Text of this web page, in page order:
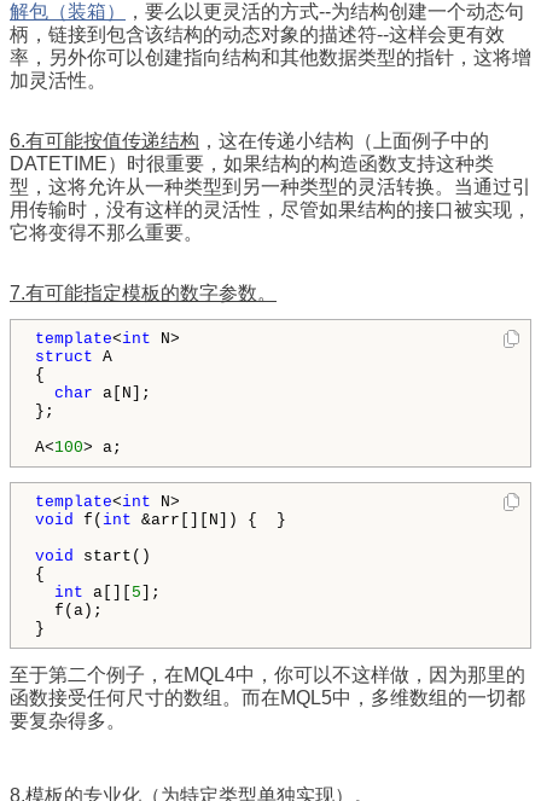
解包（装箱）
，要么以更灵活的方式--为结构创建一个动态句
柄，链接到包含该结构的动态对象的描述符--这样会更有效
率，另外你可以创建指向结构和其他数据类型的指针，这将增
加灵活性。
6.有可能按值传递结构 ，这在传递小结构（上面例子中的
DATETIME）时很重要，如果结构的构造函数支持这种类
型，这将允许从一种类型到另一种类型的灵活转换。当通过引
用传输时，没有这样的灵活性，尽管如果结构的接口被实现，
它将变得不那么重要。
7.有可能指定模板的数字参数。
template<int
struct A
{
char a[N];
};
A<100
template<int
void f( int &arr[][N]) {  }
void start()
{
int a[][ 5 ];
f(a);
}
至于第二个例子，在MQL4中，你可以不这样做，因为那里的
函数接受任何尺寸的数组。而在MQL5中，多维数组的一切都
要复杂得多。
8.模板的专业化（为特定类型单独实现）。